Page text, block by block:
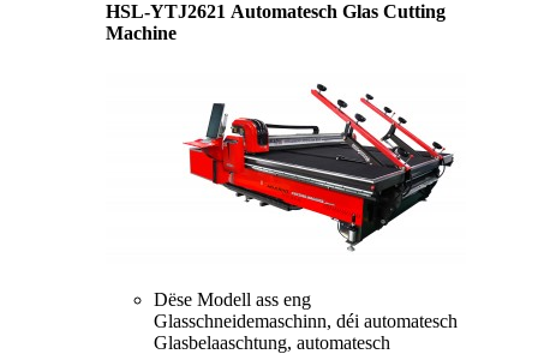
HSL-YTJ2621 Automatesch Glas Cutting
Machine
Dëse Modell ass eng
Glasschneidemaschinn, déi automatesch
Glasbelaaschtung, automatesch